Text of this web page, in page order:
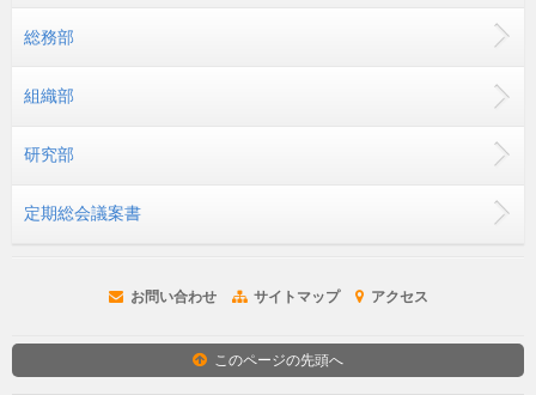
総務部
組織部
研究部
定期総会議案書
お問い合わせ サイトマップ アクセス
このページの先頭へ